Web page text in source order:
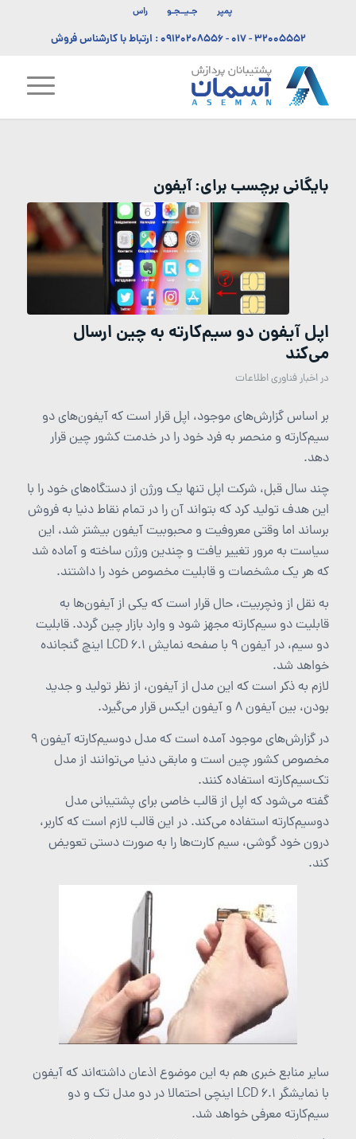
پمپر جـیــجـو راس
۳۲۰۰۵۵۵۲ - ۰۱۷ -۰۹۱۲۰۲۰۸۵۵۶: ارتباط با کارشناس فروش
بایگانی برچسب برای:آیفون
اپل آیفون دو سیم‌کارته به چین ارسال
می‌کند
دراخبار فناوری اطلاعات
بر اساس گزارش‌های موجود، اپل قرار است که آیفون‌های دو
سیم‌کارته و منحصر به فرد خود را در خدمت کشور چین قرار
دهد.
چند سال قبل، شرکت اپل تنها یک ورژن از دستگاه‌های خود را با
این هدف تولید کرد که بتواند آن را در تمام نقاط دنیا به فروش
برساند اما وقتی معروفیت و محبوبیت آیفون بیشتر شد، این
سیاست به مرور تغییر یافت و چندین ورژن ساخته و آماده شد
که هر یک مشخصات و قابلیت مخصوص خود را داشتند.
به نقل از ونچربیت، حال قرار است که یکی از آیفون‌ها به
قابلیت دو سیم‌کارته مجهز شود و وارد بازار چین گردد. قابلیت
دو سیم، در آیفون 9 با صفحه نمایش LCD 6.1 اینچ گنجانده
خواهد شد.
لازم به ذکر است که این مدل از آیفون، از نظر تولید و جدید
بودن، بین آیفون 8 و آیفون ایکس قرار می‌گیرد.
در گزارش‌های موجود آمده است که مدل دوسیم‌کارته آیفون 9
مخصوص کشور چین است و مابقی دنیا می‌توانند از مدل
تک‌سیم‌کارته استفاده کنند.
گفته می‌شود که اپل از قالب خاصی برای پشتیبانی مدل
دوسیم‌کارته استفاده می‌کند. در این قالب لازم است که کاربر،
درون خود گوشی، سیم‌ کارت‌ها را به صورت دستی تعویض
کند.
سایر منابع خبری هم به این موضوع اذعان داشته‌اند که آیفون
با نمایشگر LCD 6.1 اینچی احتمالا در دو مدل تک و دو
سیم‌کارته معرفی خواهد شد.